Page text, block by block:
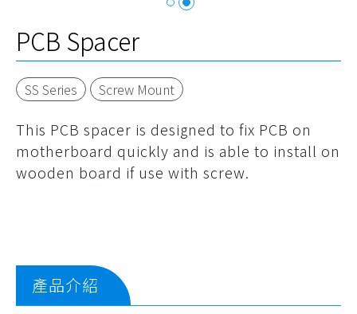
PCB Spacer
SS Series Screw Mount
This PCB spacer is designed to fix PCB on
motherboard quickly and is able to install on
wooden board if use with screw.
產品介紹